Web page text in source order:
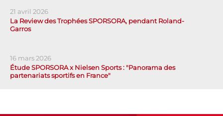
21 avril 2026
La Review des Trophées SPORSORA, pendant Roland-
Garros
16 mars 2026
Étude SPORSORA x Nielsen Sports : "Panorama des
partenariats sportifs en France"